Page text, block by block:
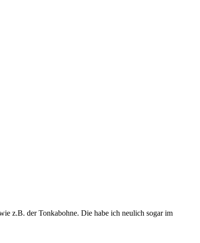
z.B. der Tonkabohne. Die habe ich neulich sogar im